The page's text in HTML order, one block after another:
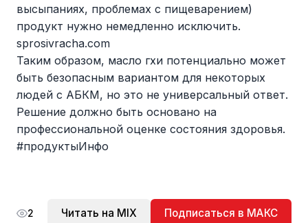
высыпаниях, проблемах с пищеварением)
продукт нужно немедленно исключить.
sprosivracha.com
Таким образом, масло гхи потенциально может
быть безопасным вариантом для некоторых
людей с АБКМ, но это не универсальный ответ.
Решение должно быть основано на
профессиональной оценке состояния здоровья.
#продуктыИнфо
2 Читать на MIX Подписаться в МАКС